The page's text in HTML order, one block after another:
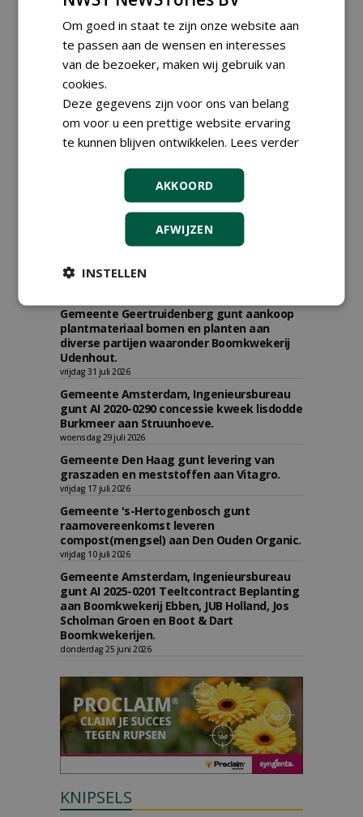
Boomkwekerij op 9 oktober
2026
vrijdag 9 oktober 2026
TENDERS
Gemeente Geertruidenberg gunt aankoop
plantmateriaal bomen en planten aan
diverse partijen waaronder Boomkwekerij
Udenhout.
vrijdag 31 juli 2026
Gemeente Amsterdam, Ingenieursbureau
gunt AI 2020-0290 concessie kweek lisdodde
Burkmeer aan Struunhoeve.
woensdag 29 juli 2026
Gemeente Den Haag gunt levering van
graszaden en meststoffen aan Vitagro.
vrijdag 17 juli 2026
Gemeente 's-Hertogenbosch gunt
raamovereenkomst leveren
compost(mengsel) aan Den Ouden Organic.
vrijdag 10 juli 2026
Gemeente Amsterdam, Ingenieursbureau
gunt AI 2025-0201 Teeltcontract Beplanting
aan Boomkwekerij Ebben, JUB Holland, Jos
Scholman Groen en Boot & Dart
Boomkwekerijen.
donderdag 25 juni 2026
KNIPSELS
Om goed in staat te zijn onze website aan
te passen aan de wensen en interesses
van de bezoeker, maken wij gebruik van
cookies.
Deze gegevens zijn voor ons van belang
om voor u een prettige website ervaring
te kunnen blijven ontwikkelen. Lees verder
AKKOORD
AFWIJZEN
INSTELLEN